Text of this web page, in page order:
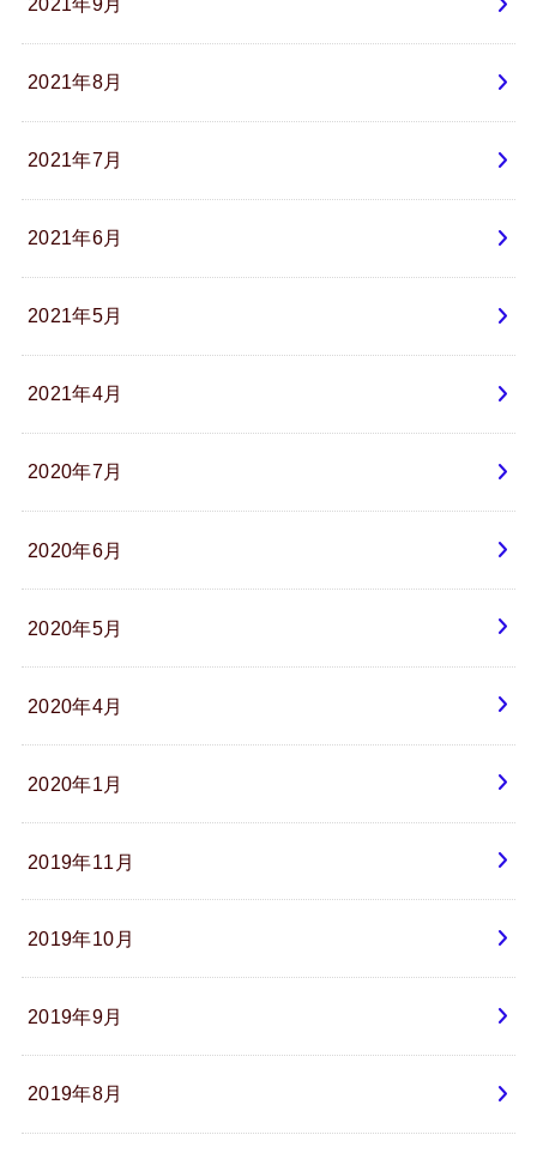
2021年9月
2021年8月
2021年7月
2021年6月
2021年5月
2021年4月
2020年7月
2020年6月
2020年5月
2020年4月
2020年1月
2019年11月
2019年10月
2019年9月
2019年8月